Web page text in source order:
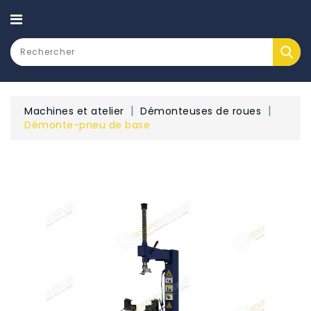
CATEGORY
Machines et atelier
Démonteuses de roues
Démonte-pneu de base